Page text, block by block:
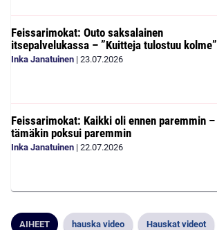
Feissarimokat: Outo saksalainen
itsepalvelukassa – ”Kuitteja tulostuu kolme”
Inka Janatuinen | 23.07.2026
Feissarimokat: Kaikki oli ennen paremmin –
tämäkin poksui paremmin
Inka Janatuinen | 22.07.2026
AIHEET hauska video Hauskat videot